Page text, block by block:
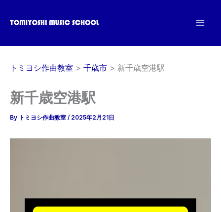
ス
トミヨシ作曲教室 千歳市 新千歳空港駅
新千歳空港駅
By トミヨシ作曲教室 / 2025年2月21日